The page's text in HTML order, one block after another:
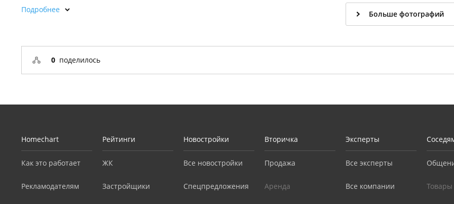
Больше фотографий
Подробнее
0 поделилось
Homechart
Как это работает
Рекламодателям
Рейтинги
ЖК
Застройщики
Новостройки
Все новостройки
Спецпредложения
Вторичка
Продажа
Аренда
Эксперты
Все эксперты
Все компании Товары